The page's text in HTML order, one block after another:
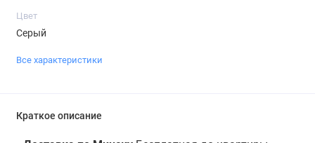
Цвет
Серый
Все характеристики
Краткое описание